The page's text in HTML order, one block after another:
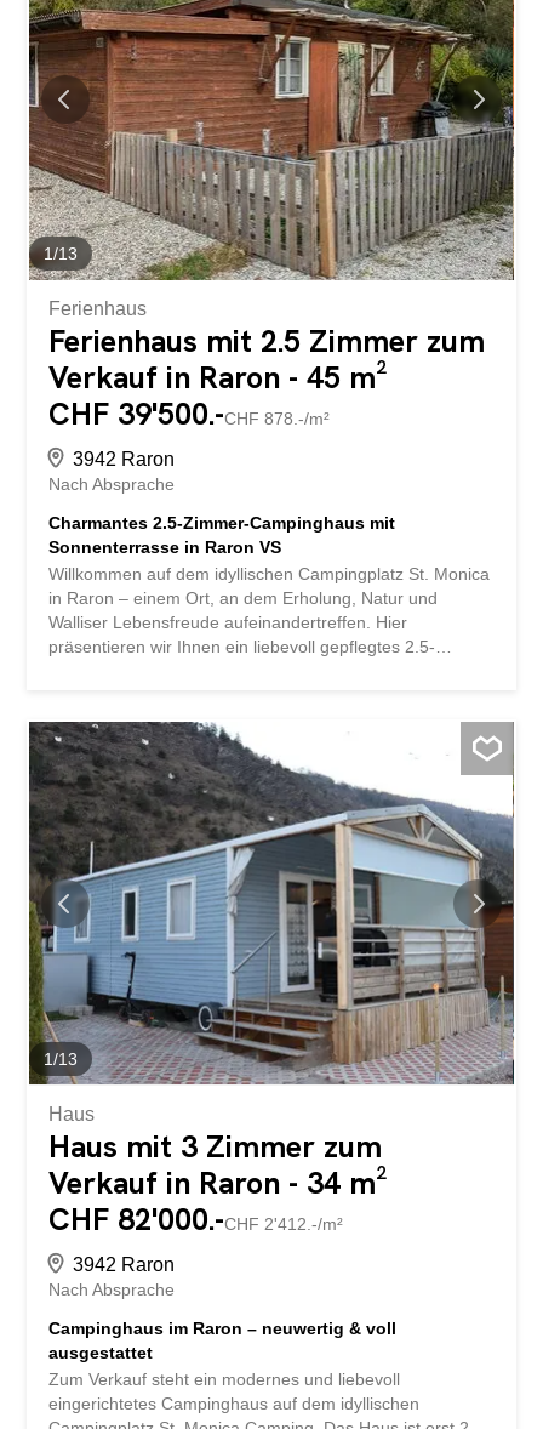
eine möblierte Küche mit praktischer Einrichtung,
gemütlicher Wohnzimmerecke sowie einem einladenden
Essplatz für gemeinsame Stunden. Alles präsentiert sich
im einem gepflegten Still, der dem Objekt eine warme und
authentische Ausstrahlung verleiht. Das Badezimmer ist
mit einer Dusche ausgestattet und funktional gestaltet.
Zusätzlich stehen im angrenzenden Wohnwagenbereich
zwei weitere Schlafräume mit insgesamt vier
Schlafmöglichkeiten zur Verfügung. So bietet das Objekt
flexible...
1/13
Ferienhaus
Ferienhaus mit 2.5 Zimmer zum
Verkauf in Raron - 45 m²
CHF 39'500.-CHF 878.-/m²
3942 Raron
Nach Absprache
Charmantes 2.5-Zimmer-Campinghaus mit
Sonnenterrasse in Raron VS
Willkommen auf dem idyllischen Campingplatz St. Monica
in Raron – einem Ort, an dem Erholung, Natur und
Walliser Lebensfreude aufeinandertreffen. Hier
präsentieren wir Ihnen ein liebevoll gepflegtes 2.5-
beeindruckenden Bergkulisse. Das Campinghaus
überzeugt durch seine durchdachte Raumaufteilung und
seiner wohnlichen Atmosphäre. Der Wohnbereich
befindet sich im charmanten Campinghaus und bietet
eine möblierte Küche mit praktischer Einrichtung,
gemütlicher Wohnzimmerecke sowie einem einladenden
Essplatz für gemeinsame Stunden. Alles präsentiert sich
im einem gepflegten Still, der dem Objekt eine warme und
authentische Ausstrahlung verleiht. Das Badezimmer ist
mit einer Dusche ausgestattet und funktional gestaltet.
Zusätzlich stehen im angrenzenden Wohnwagenbereich
zwei weitere Schlafräume mit insgesamt vier
Schlafmöglichkeiten zur Verfügung. So bietet das Objekt
flexible...
1/13
Haus
Haus mit 3 Zimmer zum
Verkauf in Raron - 34 m²
CHF 82'000.-CHF 2'412.-/m²
3942 Raron
Nach Absprache
Campinghaus im Raron – neuwertig & voll
ausgestattet
Zum Verkauf steht ein modernes und liebevoll
eingerichtetes Campinghaus auf dem idyllischen